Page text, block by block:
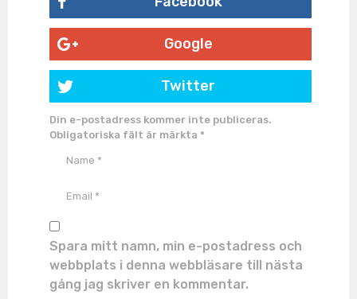
Google
Twitter
Din e-postadress kommer inte publiceras.
Obligatoriska fält är märkta *
Spara mitt namn, min e-postadress och
webbplats i denna webbläsare till nästa
gång jag skriver en kommentar.